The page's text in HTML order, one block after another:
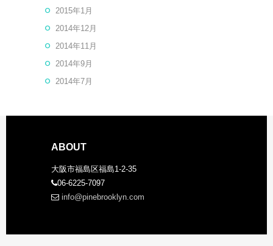
2015年1月
2014年12月
2014年11月
2014年9月
2014年7月
ABOUT
大阪市福島区福島1-2-35
06-6225-7097
info@pinebrooklyn.com